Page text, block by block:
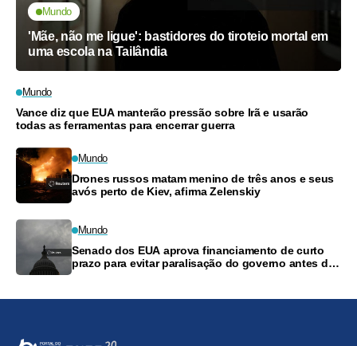
Mundo
'Mãe, não me ligue': bastidores do tiroteio mortal em
uma escola na Tailândia
Mundo
Vance diz que EUA manterão pressão sobre Irã e usarão
todas as ferramentas para encerrar guerra
Mundo
Drones russos matam menino de três anos e seus
avós perto de Kiev, afirma Zelenskiy
Mundo
Senado dos EUA aprova financiamento de curto
prazo para evitar paralisação do governo antes das